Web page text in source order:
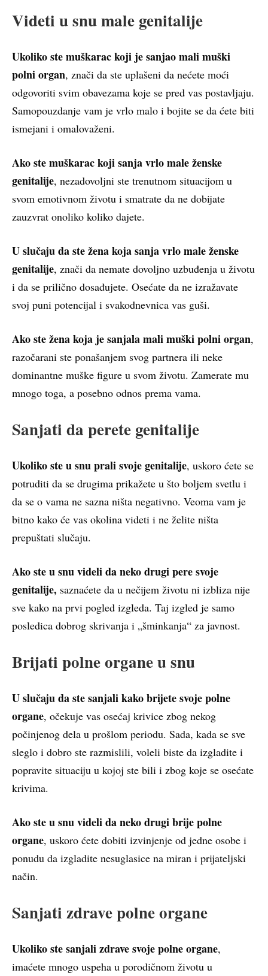
Videti u snu male genitalije
Ukoliko ste muškarac koji je sanjao mali muški
polni organ, znači da ste uplašeni da nećete moći
odgovoriti svim obavezama koje se pred vas postavljaju.
Samopouzdanje vam je vrlo malo i bojite se da ćete biti
ismejani i omalovaženi.
Ako ste muškarac koji sanja vrlo male ženske
genitalije, nezadovoljni ste trenutnom situacijom u
svom emotivnom životu i smatrate da ne dobijate
zauzvrat onoliko koliko dajete.
U slučaju da ste žena koja sanja vrlo male ženske
genitalije, znači da nemate dovoljno uzbuđenja u životu
i da se prilično dosađujete. Osećate da ne izražavate
svoj puni potencijal i svakodnevnica vas guši.
Ako ste žena koja je sanjala mali muški polni organ,
razočarani ste ponašanjem svog partnera ili neke
dominantne muške figure u svom životu. Zamerate mu
mnogo toga, a posebno odnos prema vama.
Sanjati da perete genitalije
Ukoliko ste u snu prali svoje genitalije, uskoro ćete se
potruditi da se drugima prikažete u što boljem svetlu i
da se o vama ne sazna ništa negativno. Veoma vam je
bitno kako će vas okolina videti i ne želite ništa
prepuštati slučaju.
Ako ste u snu videli da neko drugi pere svoje
genitalije, saznaćete da u nečijem životu ni izbliza nije
sve kako na prvi pogled izgleda. Taj izgled je samo
posledica dobrog skrivanja i „šminkanja“ za javnost.
Brijati polne organe u snu
U slučaju da ste sanjali kako brijete svoje polne
organe, očekuje vas osećaj krivice zbog nekog
počinjenog dela u prošlom periodu. Sada, kada se sve
sleglo i dobro ste razmislili, voleli biste da izgladite i
popravite situaciju u kojoj ste bili i zbog koje se osećate
krivima.
Ako ste u snu videli da neko drugi brije polne
organe, uskoro ćete dobiti izvinjenje od jedne osobe i
ponudu da izgladite nesuglasice na miran i prijateljski
način.
Sanjati zdrave polne organe
Ukoliko ste sanjali zdrave svoje polne organe,
imaćete mnogo uspeha u porodičnom životu u